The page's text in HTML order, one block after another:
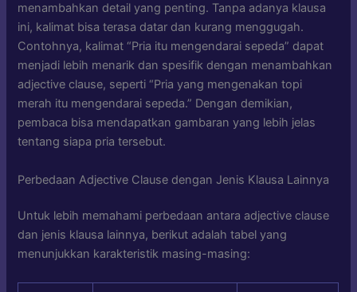
menambahkan detail yang penting. Tanpa adanya klausa
ini, kalimat bisa terasa datar dan kurang menggugah.
Contohnya, kalimat “Pria itu mengendarai sepeda” dapat
menjadi lebih menarik dan spesifik dengan menambahkan
adjective clause, seperti “Pria yang mengenakan topi
merah itu mengendarai sepeda.” Dengan demikian,
pembaca bisa mendapatkan gambaran yang lebih jelas
tentang siapa pria tersebut.
Perbedaan Adjective Clause dengan Jenis Klausa Lainnya
Untuk lebih memahami perbedaan antara adjective clause
dan jenis klausa lainnya, berikut adalah tabel yang
menunjukkan karakteristik masing-masing: